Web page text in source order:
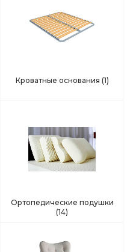
Кроватные основания (1)
Ортопедические подушки
(14)